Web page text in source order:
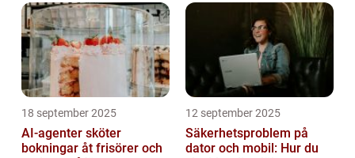
18 september 2025
AI-agenter sköter
bokningar åt frisörer och
12 september 2025
Säkerhetsproblem på
dator och mobil: Hur du